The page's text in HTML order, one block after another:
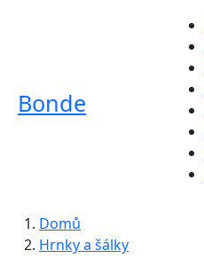
Bonde
Domů
Hrnky a šálky